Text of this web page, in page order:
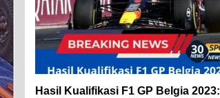
Hasil Kualifikasi F1 GP Belgia 2023: